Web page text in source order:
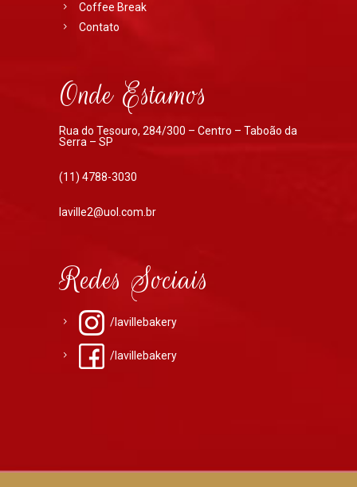
Coffee Break
Contato
Onde Estamos
Rua do Tesouro, 284/300 – Centro – Taboão da
Serra – SP
(11) 4788-3030
laville2@uol.com.br
Redes Sociais
/lavillebakery
/lavillebakery